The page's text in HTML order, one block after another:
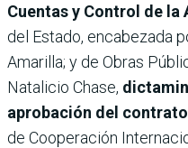
Cuentas y Control de
del Estado, encabezada
Amarilla; y de Obras
Natalicio Chase,
aprobación del
de Cooperación